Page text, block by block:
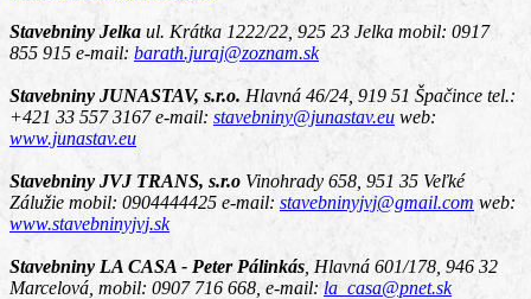
Stavebniny Jelka ul. Krátka 1222/22, 925 23 Jelka mobil: 0917
855 915 e-mail: barath.juraj@zoznam.sk
Stavebniny JUNASTAV, s.r.o. Hlavná 46/24, 919 51 Špačince tel.:
+421 33 557 3167 e-mail: stavebniny@junastav.eu web:
www.junastav.eu
Stavebniny JVJ TRANS, s.r.o Vinohrady 658, 951 35 Veľké
Zálužie mobil: 0904444425 e-mail: stavebninyjvj@gmail.com web:
www.stavebninyjvj.sk
Stavebniny LA CASA - Peter Pálinkás, Hlavná 601/178, 946 32
Marcelová , mobil: 0907 716 668, e-mail: la_casa@pnet.sk